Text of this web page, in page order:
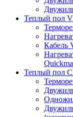
Теплый пол
Кабель
Теплый пол